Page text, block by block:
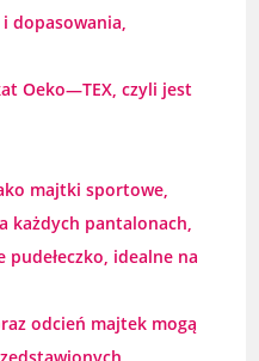
dopasowania,
Oeko—TEX, czyli jest
majtki sportowe,
każdych pantalonach,
idealne na
odcień majtek mogą